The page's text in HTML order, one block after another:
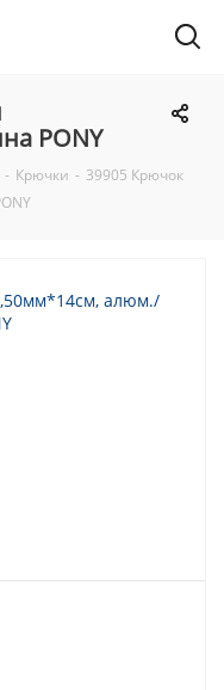
PONY
- Крючки - 39905 Крючок